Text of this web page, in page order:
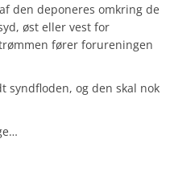
den deponeres omkring de
øst eller vest for
fører forureningen
syndfloden, og den skal nok